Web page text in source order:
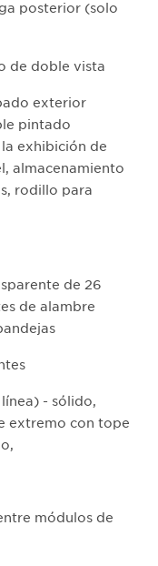
posterior (solo
de doble vista
exterior
pintado
exhibición de
almacenamiento
rodillo para
de 26
de alambre
- sólido,
extremo con tope
módulos de